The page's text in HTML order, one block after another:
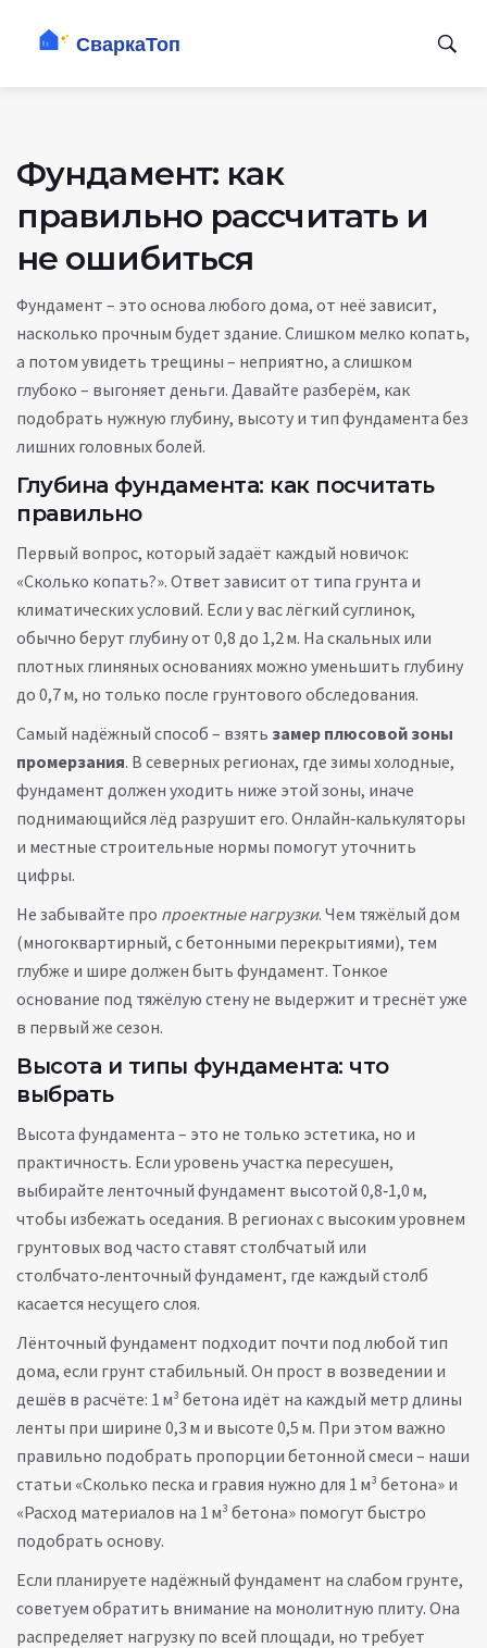
Фундамент: как
правильно рассчитать и
не ошибиться
Фундамент – это основа любого дома, от неё зависит,
насколько прочным будет здание. Слишком мелко копать,
а потом увидеть трещины – неприятно, а слишком
глубоко – выгоняет деньги. Давайте разберём, как
подобрать нужную глубину, высоту и тип фундамента без
лишних головных болей.
Глубина фундамента: как посчитать
правильно
Первый вопрос, который задаёт каждый новичок:
«Сколько копать?». Ответ зависит от типа грунта и
климатических условий. Если у вас лёгкий суглинок,
обычно берут глубину от 0,8 до 1,2 м. На скальных или
плотных глиняных основаниях можно уменьшить глубину
до 0,7 м, но только после грунтового обследования.
Самый надёжный способ – взять замер плюсовой зоны
промерзания. В северных регионах, где зимы холодные,
фундамент должен уходить ниже этой зоны, иначе
поднимающийся лёд разрушит его. Онлайн‑калькуляторы
и местные строительные нормы помогут уточнить
цифры.
Не забывайте про проектные нагрузки. Чем тяжёлый дом
(многоквартирный, с бетонными перекрытиями), тем
глубже и шире должен быть фундамент. Тонкое
основание под тяжёлую стену не выдержит и треснёт уже
в первый же сезон.
Высота и типы фундамента: что
выбрать
Высота фундамента – это не только эстетика, но и
практичность. Если уровень участка пересушен,
выбирайте ленточный фундамент высотой 0,8‑1,0 м,
чтобы избежать оседания. В регионах с высоким уровнем
грунтовых вод часто ставят столбчатый или
столбчато‑ленточный фундамент, где каждый столб
касается несущего слоя.
Лёнточный фундамент подходит почти под любой тип
дома, если грунт стабильный. Он прост в возведении и
дешёв в расчёте: 1 м³ бетона идёт на каждый метр длины
ленты при ширине 0,3 м и высоте 0,5 м. При этом важно
правильно подобрать пропорции бетонной смеси – наши
статьи «Сколько песка и гравия нужно для 1 м³ бетона» и
«Расход материалов на 1 м³ бетона» помогут быстро
подобрать основу.
Если планируете надёжный фундамент на слабом грунте,
советуем обратить внимание на монолитную плиту. Она
распределяет нагрузку по всей площади, но требует